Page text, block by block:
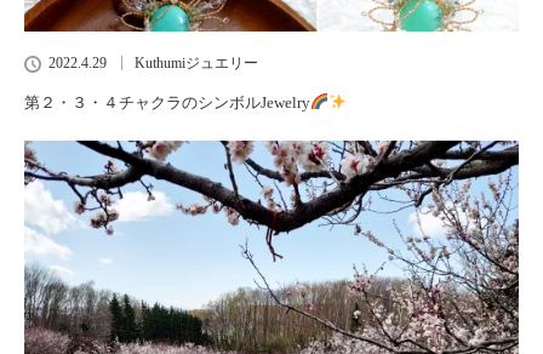
2022.4.29 Kuthumiジュエリー
第２・３・４チャクラのシンボルJewelry